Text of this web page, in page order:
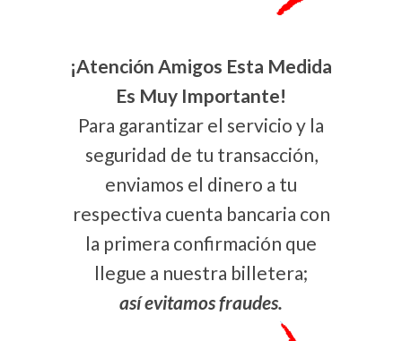
¡Atención Amigos Esta Medida
Es Muy Importante!
Para garantizar el servicio y la
seguridad de tu transacción,
enviamos el dinero a tu
respectiva cuenta bancaria con
la primera confirmación que
llegue a nuestra billetera;
así evitamos fraudes.